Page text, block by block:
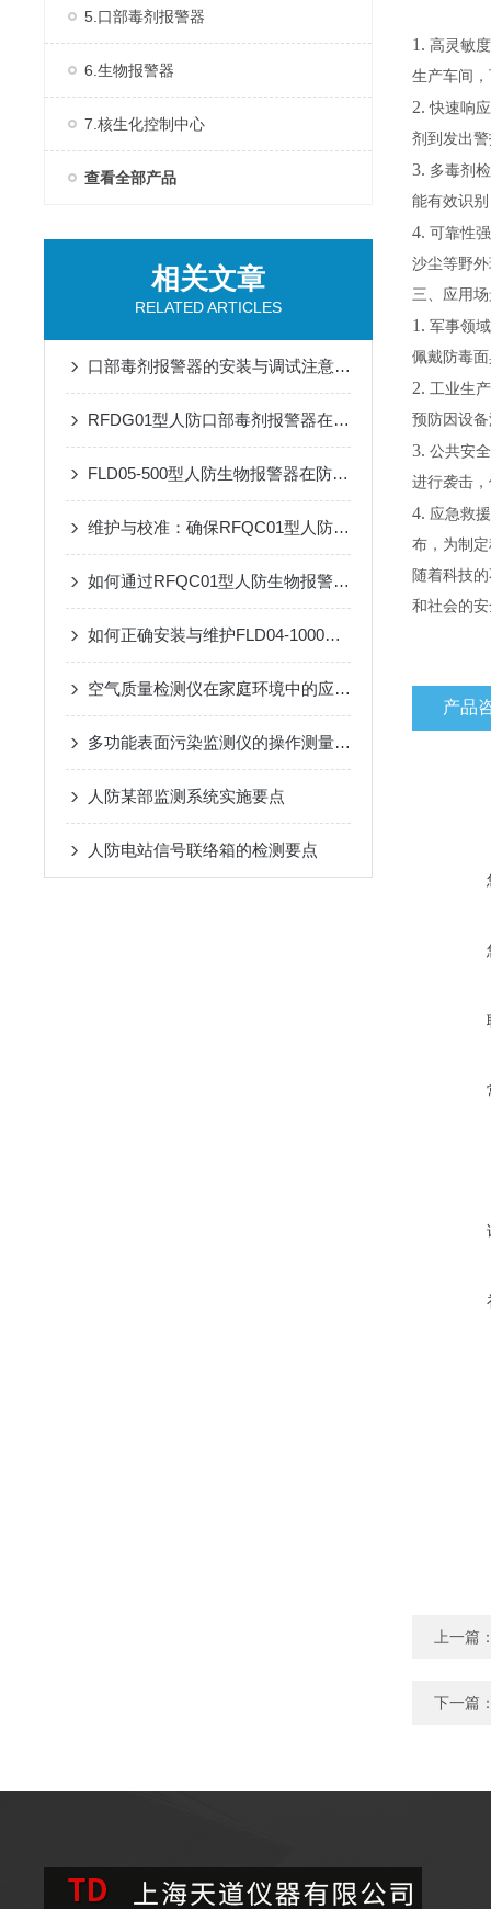
5.口部毒剂报警器
6.生物报警器
7.核生化控制中心
查看全部产品
相关文章
RELATED ARTICLES
口部毒剂报警器的安装与调试注意事项
RFDG01型人防口部毒剂报警器在应急响应中的应用效果
FLD05-500型人防生物报警器在防护中的关键作用
维护与校准：确保RFQC01型人防生物报警器长期有效
如何通过RFQC01型人防生物报警器提高应急防护能力？
如何正确安装与维护FLD04-1000型过滤吸收器
空气质量检测仪在家庭环境中的应用与选购技巧
多功能表面污染监测仪的操作测量方法
人防某部监测系统实施要点
人防电站信号联络箱的检测要点
1. 高灵敏
生产车间
2.快速响
剂到发出
3. 多毒剂
能有效识
4. 可靠性
沙尘等野
三、应用
1. 军事领
佩戴防毒
2. 工业生
预防因设
3. 公共安
进行袭击
4. 应急救
布，为制
随着科技
和社会的
产品
上一篇
下一篇